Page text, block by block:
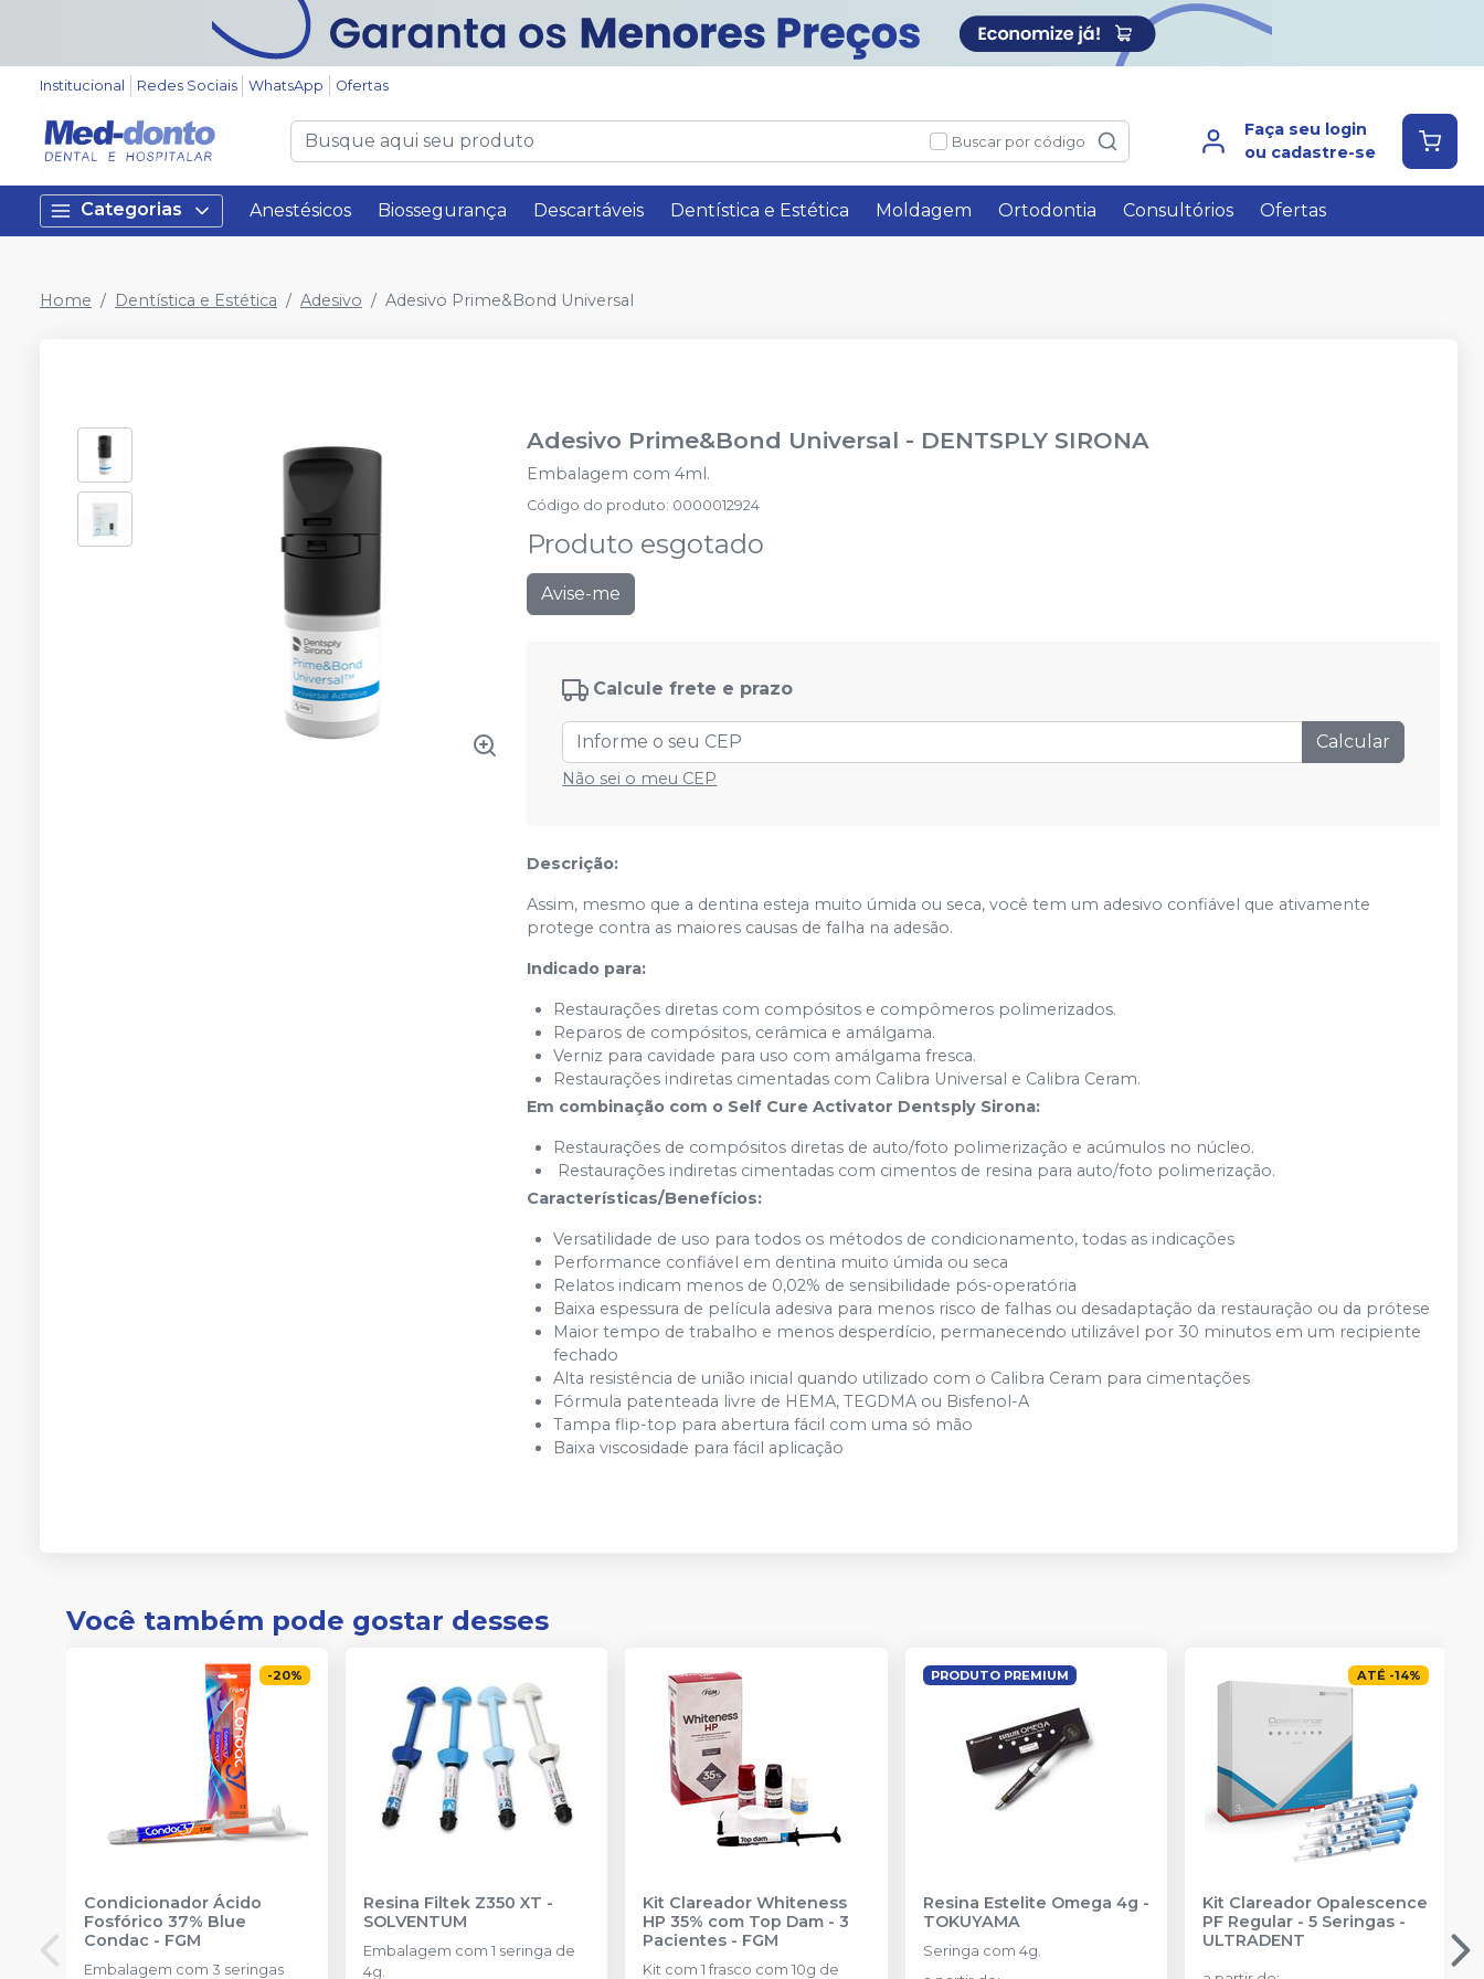
Institucional Redes Sociais WhatsApp Ofertas
Buscar por código
Faça seu login
ou cadastre-se
Categorias Anestésicos Biossegurança Descartáveis Dentística e Estética Moldagem Ortodontia Consultórios Ofertas
Home Dentística e Estética Adesivo Adesivo Prime&Bond Universal
Adesivo Prime&Bond Universal - DENTSPLY SIRONA
Embalagem com 4ml.
Código do produto: 0000012924
Produto esgotado
Avise-me
Calcule frete e prazo
Calcular
Não sei o meu CEP
Descrição:
Assim, mesmo que a dentina esteja muito úmida ou seca, você tem um adesivo confiável que ativamente
protege contra as maiores causas de falha na adesão.
Indicado para:
Restaurações diretas com compósitos e compômeros polimerizados.
Reparos de compósitos, cerâmica e amálgama.
Verniz para cavidade para uso com amálgama fresca.
Restaurações indiretas cimentadas com Calibra Universal e Calibra Ceram.
Em combinação com o Self Cure Activator Dentsply Sirona:
Restaurações de compósitos diretas de auto/foto polimerização e acúmulos no núcleo.
Restaurações indiretas cimentadas com cimentos de resina para auto/foto polimerização.
Características/Benefícios:
Versatilidade de uso para todos os métodos de condicionamento, todas as indicações
Performance confiável em dentina muito úmida ou seca
Relatos indicam menos de 0,02% de sensibilidade pós-operatória
Baixa espessura de película adesiva para menos risco de falhas ou desadaptação da restauração ou da prótese
Maior tempo de trabalho e menos desperdício, permanecendo utilizável por 30 minutos em um recipiente
fechado
Alta resistência de união inicial quando utilizado com o Calibra Ceram para cimentações
Fórmula patenteada livre de HEMA, TEGDMA ou Bisfenol-A
Tampa flip-top para abertura fácil com uma só mão
Baixa viscosidade para fácil aplicação
Você também pode gostar desses
-20%
Condicionador Ácido
Fosfórico 37% Blue
Condac - FGM
Embalagem com 3 seringas
Resina Filtek Z350 XT -
SOLVENTUM
Embalagem com 1 seringa de
4g.
Kit Clareador Whiteness
HP 35% com Top Dam - 3
Pacientes - FGM
Kit com 1 frasco com 10g de
PRODUTO PREMIUM
Resina Estelite Omega 4g -
TOKUYAMA
Seringa com 4g.
ATÉ -14%
Kit Clareador Opalescence
PF Regular - 5 Seringas-
ULTRADENT